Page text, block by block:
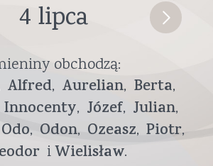
4 lipca
obchodzą:
Alfred Aurelian Berta
Innocenty Józef Julian
Odo Odon Ozeasz Piotr
Wielisław